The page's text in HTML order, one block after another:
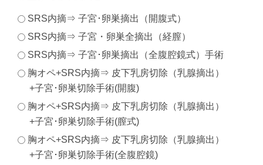
SRS内摘⇒ 子宮･卵巣摘出（開腹式）
SRS内摘⇒ 子宮・卵巣全摘出（経膣）
SRS内摘⇒ 子宮･卵巣摘出（全腹腔鏡式）手術
胸オペ+SRS内摘⇒ 皮下乳房切除（乳腺摘出）
+子宮･卵巣切除手術(開腹)
胸オペ+SRS内摘⇒ 皮下乳房切除（乳腺摘出）
+子宮･卵巣切除手術(膣式)
胸オペ+SRS内摘⇒ 皮下乳房切除（乳腺摘出）
+子宮･卵巣切除手術(全腹腔鏡)